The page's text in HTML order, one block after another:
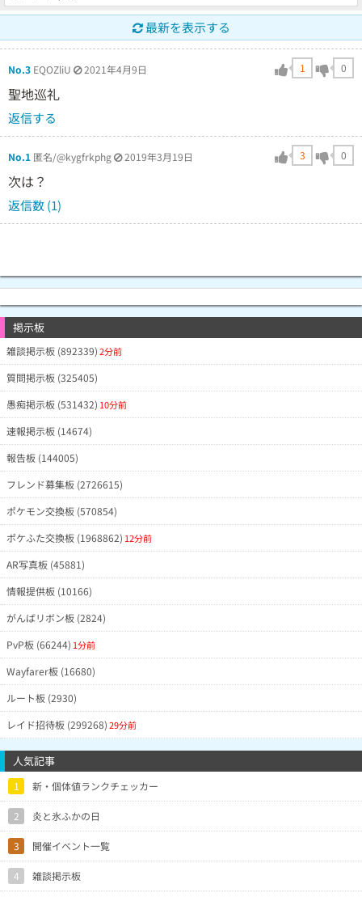
最新を表示する
No.3 EQOZliU 2021年4月9日 1 0
聖地巡礼
返信する
No.1 匿名/@kygfrkphg 2019年3月19日 3 0
次は？
返信数 (1)
掲示板
雑談掲示板 (892339)2分前
質問掲示板 (325405)
愚痴掲示板 (531432) 10分前
速報掲示板 (14674)
報告板 (144005)
フレンド募集板 (2726615)
ポケモン交換板 (570854)
ポケふた交換板 (1968862) 12分前
AR写真板 (45881)
情報提供板 (10166)
がんばリボン板 (2824)
PvP板 (66244) 1分前
Wayfarer板 (16680)
ルート板 (2930)
レイド招待板 (299268)29分前
人気記事
1 新・個体値ランクチェッカー
2 炎と氷ふかの日
3 開催イベント一覧
4 雑談掲示板